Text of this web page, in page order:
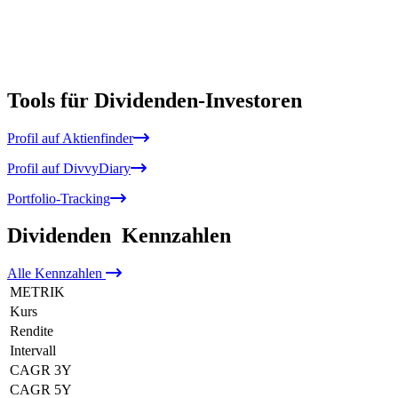
Tools für Dividenden-Investoren
Profil auf Aktienfinder
Profil auf DivvyDiary
Portfolio-Tracking
Dividenden Kennzahlen
Alle Kennzahlen
METRIK
Kurs
Rendite
Intervall
CAGR 3Y
CAGR 5Y